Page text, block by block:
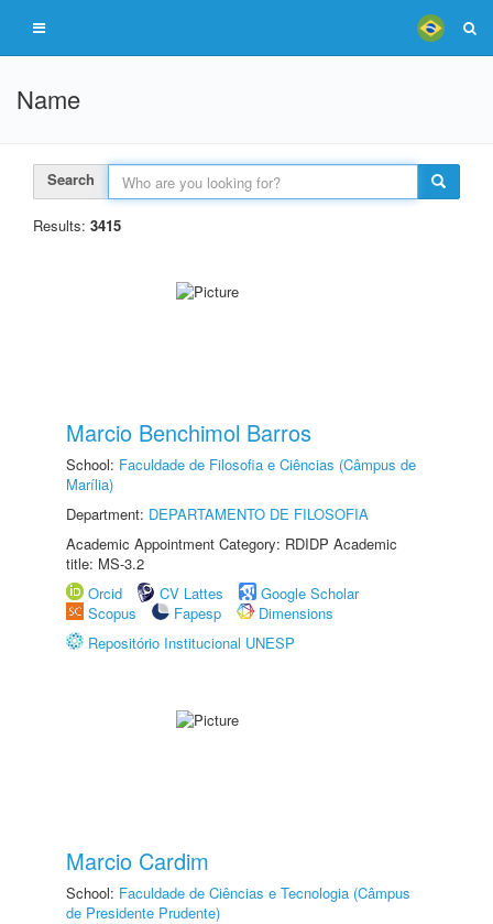
Name
Search
Results: 3415
Marcio Benchimol Barros
School: Faculdade de Filosofia e Ciências (Câmpus de
Marília)
Department: DEPARTAMENTO DE FILOSOFIA
Academic Appointment Category: RDIDP Academic
title: MS-3.2
Orcid
CV Lattes
Google Scholar
Scopus
Fapesp
Dimensions
Repositório Institucional UNESP
Marcio Cardim
School: Faculdade de Ciências e Tecnologia (Câmpus
de Presidente Prudente)